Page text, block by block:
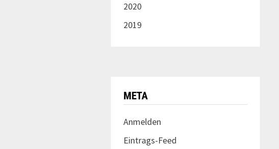
2020
2019
META
Anmelden
Eintrags-Feed